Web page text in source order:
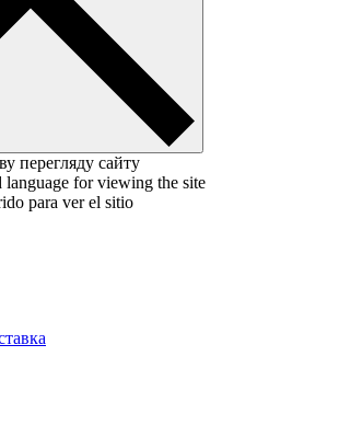
перегляду сайту
language for viewing the site
para ver el sitio